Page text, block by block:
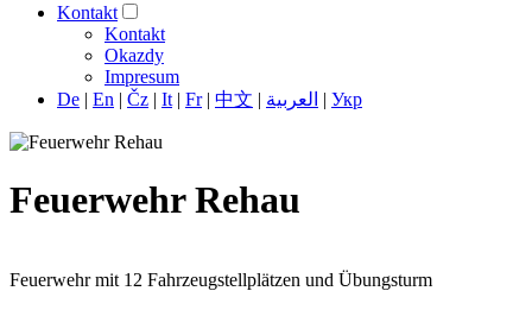
Kontakt
Kontakt
Okazdy
Impresum
De | En | Čz | It | Fr| 中文 | العربية | Укр
Feuerwehr Rehau
Feuerwehr mit 12 Fahrzeugstellplätzen und Übungsturm